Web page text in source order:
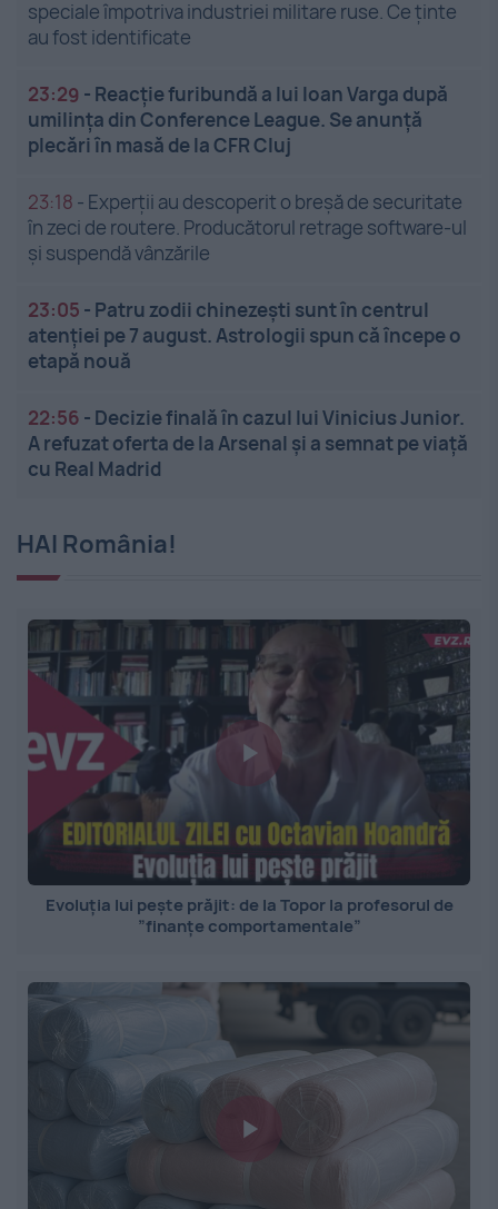
speciale împotriva industriei militare ruse. Ce ținte
au fost identificate
23:29 - Reacție furibundă a lui Ioan Varga după
umilința din Conference League. Se anunță
plecări în masă de la CFR Cluj
23:18 - Experții au descoperit o breșă de securitate
în zeci de routere. Producătorul retrage software-ul
și suspendă vânzările
23:05 - Patru zodii chinezești sunt în centrul
atenției pe 7 august. Astrologii spun că începe o
etapă nouă
22:56 - Decizie finală în cazul lui Vinicius Junior.
A refuzat oferta de la Arsenal și a semnat pe viață
cu Real Madrid
HAI România!
Evoluția lui pește prăjit: de la Topor la profesorul de
”finanțe comportamentale”